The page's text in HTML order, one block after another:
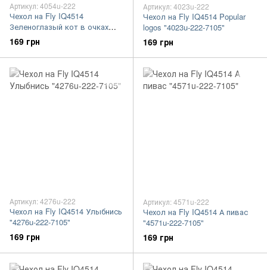
Артикул: 4054u-222
Чехол на Fly IQ4514
Зеленоглазый кот в очках
"4054u-222-7105"
169 грн
Артикул: 4023u-222
Чехол на Fly IQ4514 Popular
logos "4023u-222-7105"
169 грн
Артикул: 4276u-222
Чехол на Fly IQ4514 Улыбнись
"4276u-222-7105"
169 грн
Артикул: 4571u-222
Чехол на Fly IQ4514 А пивас
"4571u-222-7105"
169 грн